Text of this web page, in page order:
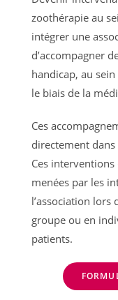
zoothérapie au
intégrer une
d’accompagner
handicap, au
le biais de la
Ces
directement dans
Ces
menées par les
l’association lors
groupe ou en
patients.